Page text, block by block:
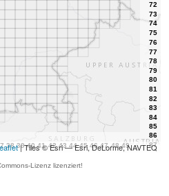
| Tiles © Esri — Esri, DeLorme, NAVTEQ
Lizenz lizenziert!